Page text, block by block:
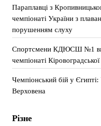
Параплавці з
чемпіонаті України з
порушенням слуху
Спортсмени КДЮСШ №1
чемпіонаті
Чемпіонський бій у
Верховена
Різне